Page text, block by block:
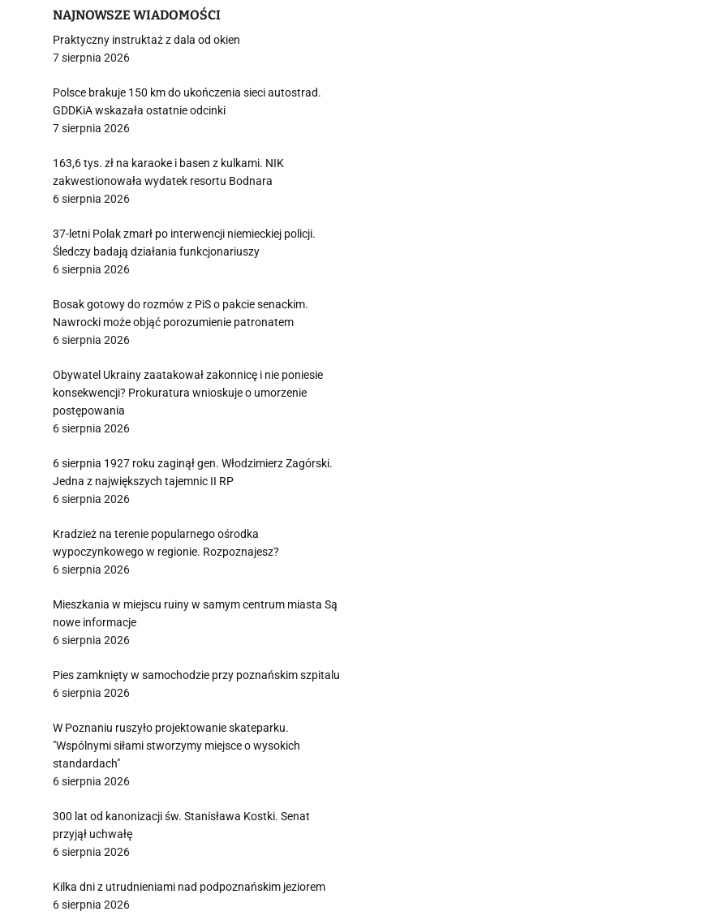
NAJNOWSZE WIADOMOŚCI
Praktyczny instruktaż z dala od okien
7 sierpnia 2026
Polsce brakuje 150 km do ukończenia sieci autostrad.
GDDKiA wskazała ostatnie odcinki
7 sierpnia 2026
163,6 tys. zł na karaoke i basen z kulkami. NIK
zakwestionowała wydatek resortu Bodnara
6 sierpnia 2026
37-letni Polak zmarł po interwencji niemieckiej policji.
Śledczy badają działania funkcjonariuszy
6 sierpnia 2026
Bosak gotowy do rozmów z PiS o pakcie senackim.
Nawrocki może objąć porozumienie patronatem
6 sierpnia 2026
Obywatel Ukrainy zaatakował zakonnicę i nie poniesie
konsekwencji? Prokuratura wnioskuje o umorzenie
postępowania
6 sierpnia 2026
6 sierpnia 1927 roku zaginął gen. Włodzimierz Zagórski.
Jedna z największych tajemnic II RP
6 sierpnia 2026
Kradzież na terenie popularnego ośrodka
wypoczynkowego w regionie. Rozpoznajesz?
6 sierpnia 2026
Mieszkania w miejscu ruiny w samym centrum miasta Są
nowe informacje
6 sierpnia 2026
Pies zamknięty w samochodzie przy poznańskim szpitalu
6 sierpnia 2026
W Poznaniu ruszyło projektowanie skateparku.
"Wspólnymi siłami stworzymy miejsce o wysokich
standardach"
6 sierpnia 2026
300 lat od kanonizacji św. Stanisława Kostki. Senat
przyjął uchwałę
6 sierpnia 2026
Kilka dni z utrudnieniami nad podpoznańskim jeziorem
6 sierpnia 2026